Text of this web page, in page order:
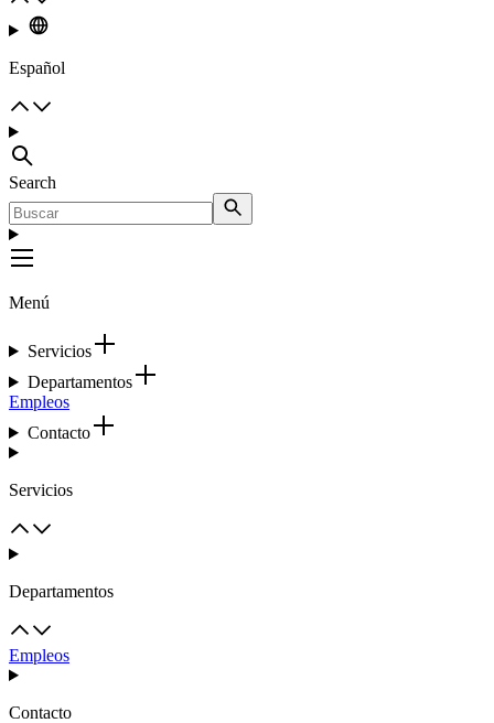
Español
Search
Menú
Servicios
Departamentos
Empleos
Contacto
Servicios
Departamentos
Empleos
Contacto